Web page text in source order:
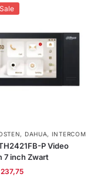
, DAHUA, INTERCOM
P Video
7 inch Zwart